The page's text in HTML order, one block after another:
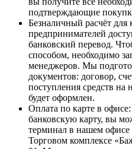
подтверждающие
Безналичный расчёт для
предпринимателей
банковский перевод.
способом, необходимо
менеджеров. Мы
документов: договор,
поступления средств на
будет оформлен.
Оплата по карте в офисе
банковскую карту, вы
терминал в нашем
Торговом комплексе